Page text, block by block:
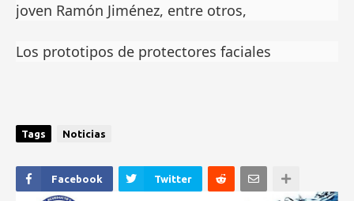
joven Ramón Jiménez, entre otros,
Los prototipos de protectores faciales
Tags Noticias
Facebook Twitter